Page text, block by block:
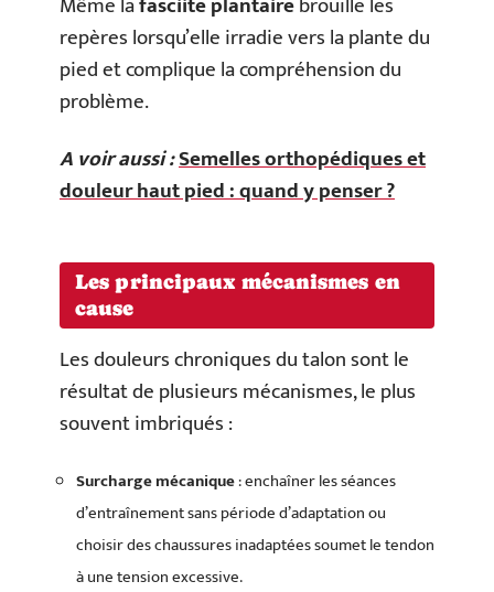
repères lorsqu’elle irradie vers la plante du
pied et complique la compréhension du
problème.
A voir aussi :Semelles orthopédiques et
douleur haut pied : quand y penser ?
Les principaux mécanismes en
cause
Les douleurs chroniques du talon sont le
résultat de plusieurs mécanismes, le plus
souvent imbriqués :
Surcharge mécanique: enchaîner les séances
d’entraînement sans période d’adaptation ou
choisir des chaussures inadaptées soumet le tendon
à une tension excessive.